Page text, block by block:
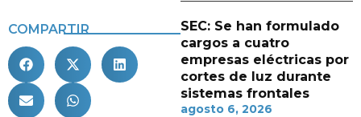
COMPARTIR
SEC: Se han formulado
cargos a cuatro
empresas eléctricas por
cortes de luz durante
sistemas frontales
agosto 6, 2026